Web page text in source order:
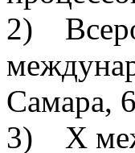
2)
Самара,
3) X